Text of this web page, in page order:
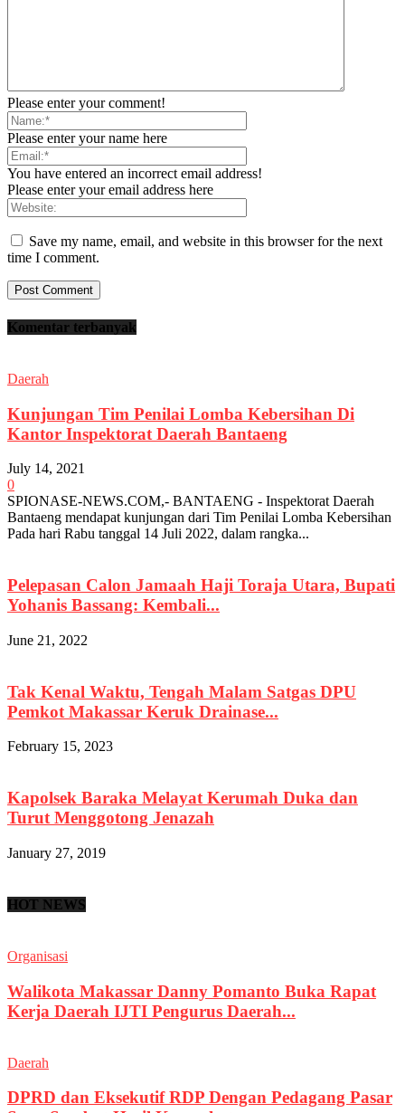
Please enter your comment!
Please enter your name here
You have entered an incorrect email address!
Please enter your email address here
Save my name, email, and website in this browser for the next
time I comment.
Komentar terbanyak
Daerah
Kunjungan Tim Penilai Lomba Kebersihan Di
Kantor Inspektorat Daerah Bantaeng
July 14, 2021
0
SPIONASE-NEWS.COM,- BANTAENG - Inspektorat Daerah
Bantaeng mendapat kunjungan dari Tim Penilai Lomba Kebersihan
Pada hari Rabu tanggal 14 Juli 2022, dalam rangka...
Pelepasan Calon Jamaah Haji Toraja Utara, Bupati
Yohanis Bassang: Kembali...
June 21, 2022
Tak Kenal Waktu, Tengah Malam Satgas DPU
Pemkot Makassar Keruk Drainase...
February 15, 2023
Kapolsek Baraka Melayat Kerumah Duka dan
Turut Menggotong Jenazah
January 27, 2019
HOT NEWS
Organisasi
Walikota Makassar Danny Pomanto Buka Rapat
Kerja Daerah IJTI Pengurus Daerah...
Daerah
DPRD dan Eksekutif RDP Dengan Pedagang Pasar